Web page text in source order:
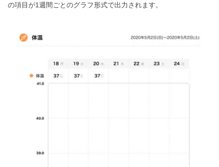
の項目が1週間ごとのグラフ形式で出力されます。